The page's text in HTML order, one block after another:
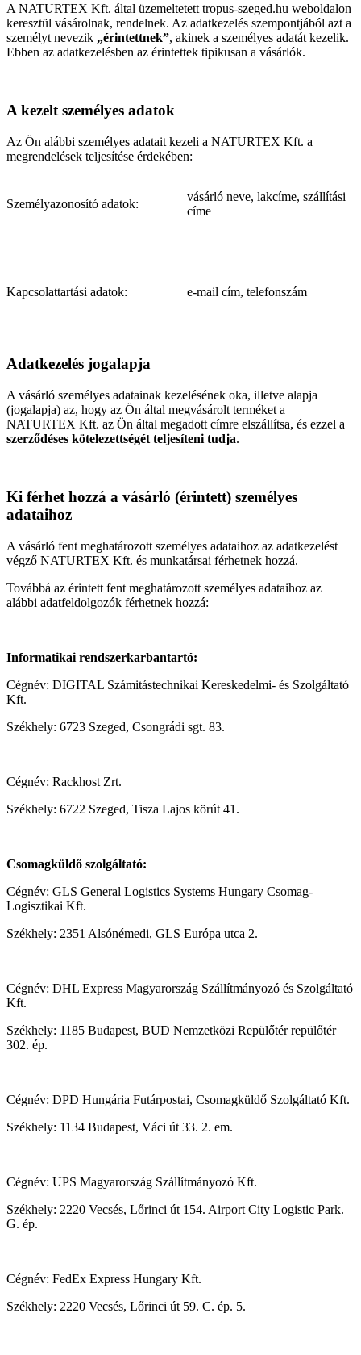
A NATURTEX Kft. által üzemeltetett tropus-szeged.hu weboldalon
keresztül vásárolnak, rendelnek. Az adatkezelés szempontjából azt a
személyt nevezik „érintettnek”, akinek a személyes adatát kezelik.
Ebben az adatkezelésben az érintettek tipikusan a vásárlók.
A kezelt személyes adatok
Az Ön alábbi személyes adatait kezeli a NATURTEX Kft. a
megrendelések teljesítése érdekében:
Személyazonosító adatok:
vásárló neve, lakcíme, szállítási
címe
Kapcsolattartási adatok: e-mail cím, telefonszám
Adatkezelés jogalapja
A vásárló személyes adatainak kezelésének oka, illetve alapja
(jogalapja) az, hogy az Ön által megvásárolt terméket a
NATURTEX Kft. az Ön által megadott címre elszállítsa, és ezzel a
szerződéses kötelezettségét teljesíteni tudja.
Ki férhet hozzá a vásárló (érintett) személyes
adataihoz
A vásárló fent meghatározott személyes adataihoz az adatkezelést
végző NATURTEX Kft. és munkatársai férhetnek hozzá.
Továbbá az érintett fent meghatározott személyes adataihoz az
alábbi adatfeldolgozók férhetnek hozzá:
Informatikai rendszerkarbantartó:
Cégnév: DIGITAL Számitástechnikai Kereskedelmi- és Szolgáltató
Kft.
Székhely: 6723 Szeged, Csongrádi sgt. 83.
Cégnév: Rackhost Zrt.
Székhely: 6722 Szeged, Tisza Lajos körút 41.
Csomagküldő szolgáltató:
Cégnév: GLS General Logistics Systems Hungary Csomag-
Logisztikai Kft.
Székhely: 2351 Alsónémedi, GLS Európa utca 2.
Cégnév: DHL Express Magyarország Szállítmányozó és Szolgáltató
Kft.
Székhely: 1185 Budapest, BUD Nemzetközi Repülőtér repülőtér
302. ép.
Cégnév: DPD Hungária Futárpostai, Csomagküldő Szolgáltató Kft.
Székhely: 1134 Budapest, Váci út 33. 2. em.
Cégnév: UPS Magyarország Szállítmányozó Kft.
Székhely: 2220 Vecsés, Lőrinci út 154. Airport City Logistic Park.
G. ép.
Cégnév: FedEx Express Hungary Kft.
Székhely: 2220 Vecsés, Lőrinci út 59. C. ép. 5.